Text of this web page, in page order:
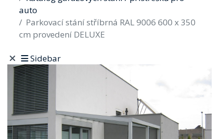
auto
Parkovací stání stříbrná RAL 9006 600 x 350
cm provedení DELUXE
Sidebar